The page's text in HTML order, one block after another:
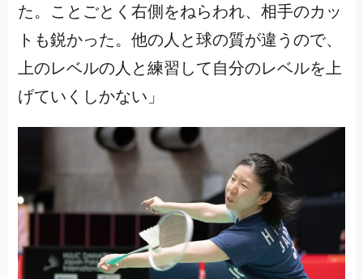
た。ことごとく右側をねらわれ、相手のカッ
トも鋭かった。他の人と球の質が違うので、
上のレベルの人と練習して自分のレベルを上
げていくしかない」